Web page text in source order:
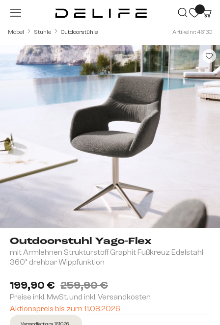
Zum Hauptinhalt springen
Möbel Stühle Outdoorstühle Artikelnr.: 46130
Outdoorstuhl Yago-Flex
mit Armlehnen Strukturstoff Graphit Fußkreuz Edelstahl
360° drehbar Wippfunktion
199,90 € 259,90 €
Preise inkl. MwSt. und inkl. Versandkosten
Aktionspreis bis zum 11.08.2026
Bildergalerie überspringen